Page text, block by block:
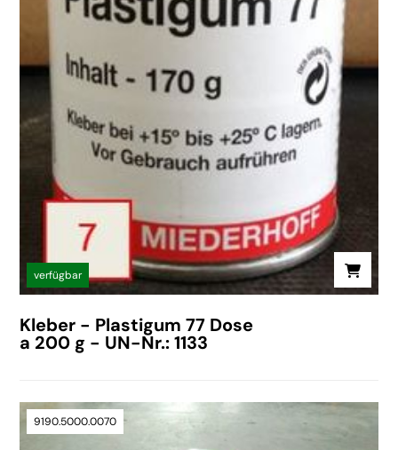
verfügbar
Kleber - Plastigum 77 Dose
a 200 g - UN-Nr.: 1133
9190.5000.0070